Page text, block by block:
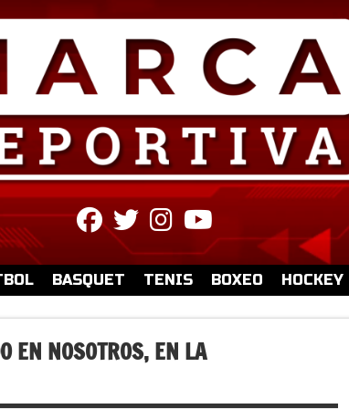
fab
fa-
facebook
fab
fa-
twitter
fab
fa-
instagram
fa-
youtube
BASQUET TENIS BOXEO HOCKEY
EN NOSOTROS, EN LA